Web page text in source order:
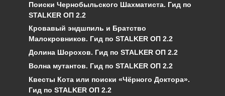
Поиски Чернобыльского Шахматиста. Гид по
STALKER ОП 2.2
Кровавый эндшпиль и Братство
Малокровников. Гид по STALKER ОП 2.2
Долина Шорохов. Гид по STALKER ОП 2.2
Волна мутантов. Гид по STALKER ОП 2.2
Квесты Кота или поиски «Чёрного Доктора».
Гид по STALKER ОП 2.2